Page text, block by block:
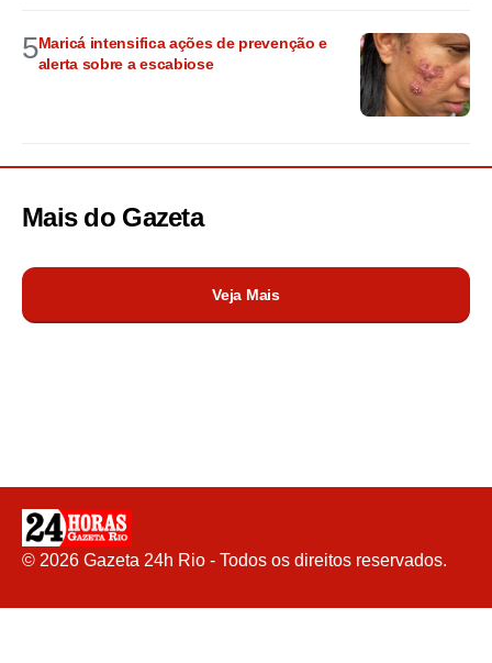
5Maricá intensifica ações de prevenção e
alerta sobre a escabiose
Mais do Gazeta
Veja Mais
© 2026 Gazeta 24h Rio - Todos os direitos reservados.